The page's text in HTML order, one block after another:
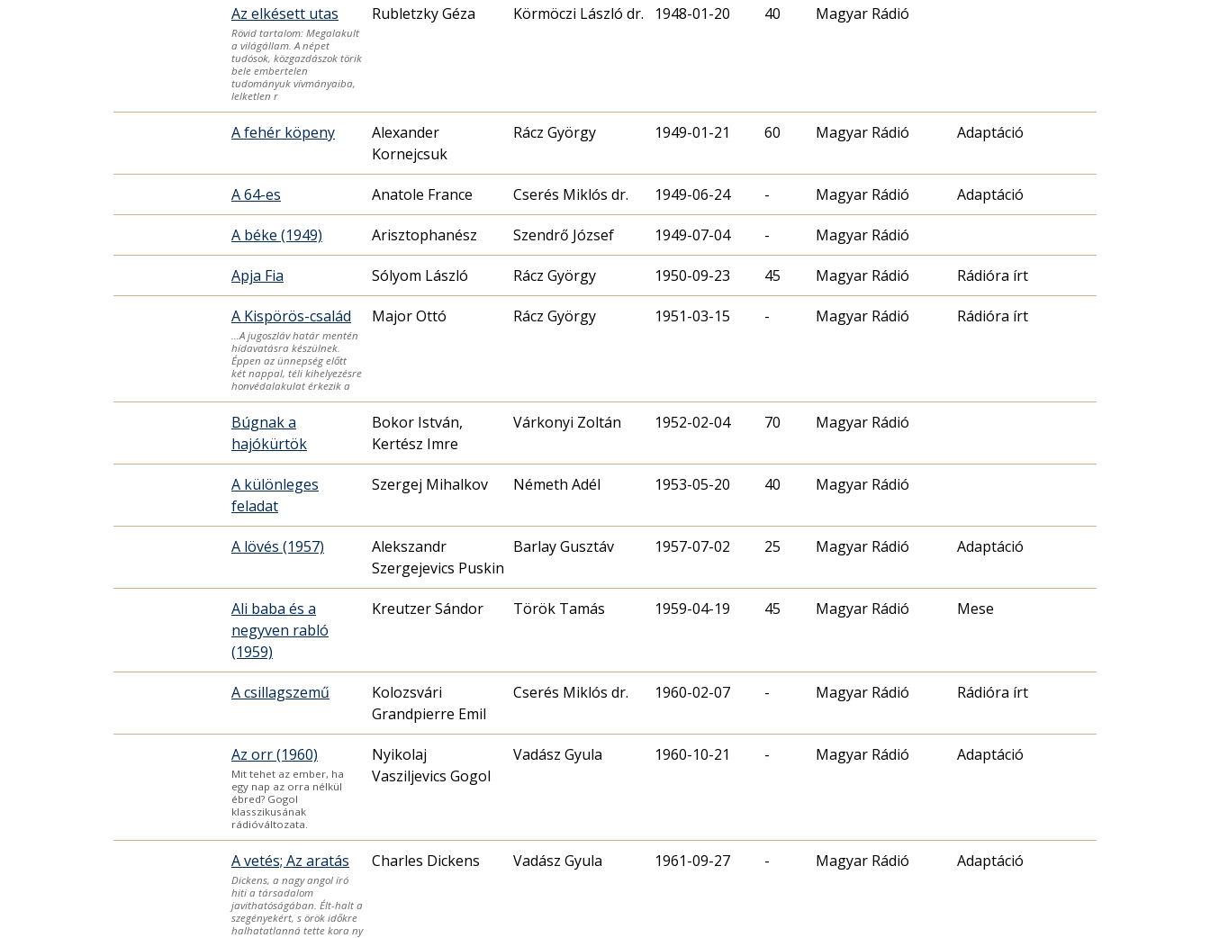
Az elkésett utas
Rövid tartalom: Megalakult
a világállam. A népet
tudósok, közgazdászok törik
bele embertelen
tudományuk vívmányaiba,
lelketlen r
Rubletzky Géza Körmöczi László dr. 1948-01-20 40 Magyar Rádió
A fehér köpeny
Alexander
Kornejcsuk
Rácz György 1949-01-21 60 Magyar Rádió Adaptáció
A 64-es Anatole France Cserés Miklós dr. 1949-06-24 - Magyar Rádió Adaptáció
A béke (1949) Szendrő József 1949-07-04 - Magyar Rádió
Apja Fia Sólyom László Rácz György 1950-09-23 45 Magyar Rádió Rádióra írt
A Kispörös-család
…A jugoszláv határ mentén
hídavatásra készülnek.
Éppen az ünnepség előtt
két nappal, téli kihelyezésre
honvédalakulat érkezik a
Major Ottó Rácz György 1951-03-15 - Magyar Rádió Rádióra írt
Búgnak a
hajókürtök
Bokor István,
Kertész Imre
Várkonyi Zoltán 1952-02-04 70 Magyar Rádió
A különleges
feladat
Szergej Mihalkov Németh Adél 1953-05-20 40 Magyar Rádió
A lövés (1957)
Alekszandr
Szergejevics Puskin
Barlay Gusztáv 1957-07-02 25 Magyar Rádió Adaptáció
Ali baba és a
negyven rabló
(1959)
Kreutzer Sándor Török Tamás 1959-04-19 45 Magyar Rádió Mese
A csillagszemű
Kolozsvári
Grandpierre Emil
Cserés Miklós dr. 1960-02-07 - Magyar Rádió Rádióra írt
Az orr (1960)
Mit tehet az ember, ha
egy nap az orra nélkül
ébred? Gogol
klasszikusának
rádióváltozata.
Nyikolaj
Vasziljevics Gogol
Vadász Gyula 1960-10-21 - Magyar Rádió Adaptáció
A vetés; Az aratás
Dickens, a nagy angol író
hiti a társadalom
javithatóságában. Élt-halt a
szegényekért, s örök időkre
halhatatlanná tette kora ny
Charles Dickens Vadász Gyula 1961-09-27 - Magyar Rádió Adaptáció